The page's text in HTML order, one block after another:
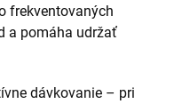
frekventovaných
a pomáha udržať
dávkovanie – pri